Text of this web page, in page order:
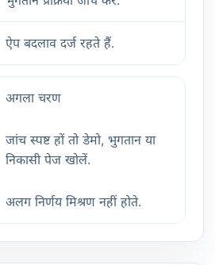
ऐप बदलाव दर्ज रहते हैं.
अगला चरण
जांच स्पष्ट हों तो डेमो, भुगतान या
निकासी पेज खोलें.
अलग निर्णय मिश्रण नहीं होते.